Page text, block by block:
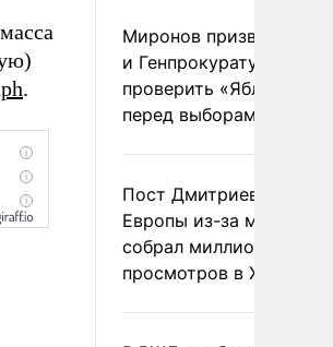
.
Миронов призвал
и Генпрокуратуру
проверить «Яблоко»
перед выборами
Пост Дмитриева о
Европы из-за
собрал миллион
просмотров в X